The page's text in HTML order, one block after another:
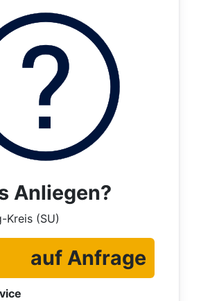
Anliegen?
Kreis (SU)
auf Anfrage